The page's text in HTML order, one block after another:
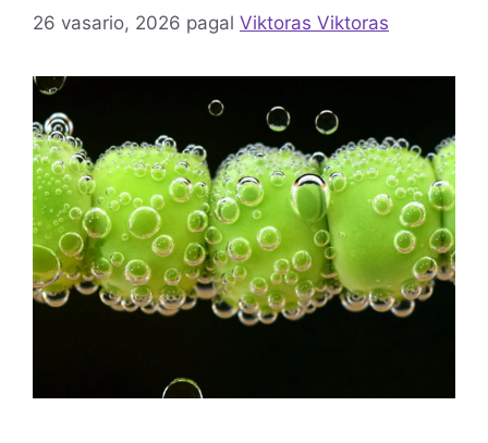
26 vasario, 2026 pagal Viktoras Viktoras